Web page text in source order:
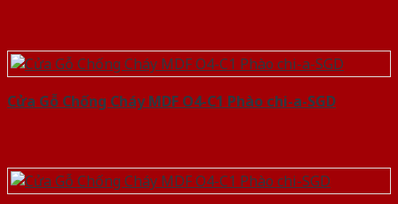
Cửa Gỗ Chống Cháy MDF O4-C1 Phào chi-a-SGD